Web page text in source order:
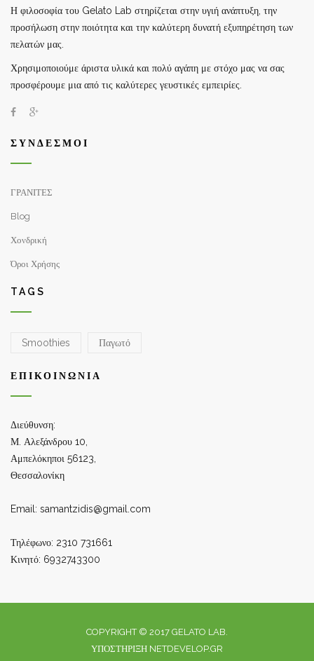
Η φιλοσοφία του Gelato Lab στηρίζεται στην υγιή ανάπτυξη, την
προσήλωση στην ποιότητα και την καλύτερη δυνατή εξυπηρέτηση των
πελατών μας.
Χρησιμοποιούμε άριστα υλικά και πολύ αγάπη με στόχο μας να σας
προσφέρουμε μια από τις καλύτερες γευστικές εμπειρίες.
ΣΎΝΔΕΣΜΟΙ
ΓΡΑΝΙΤΕΣ
Blog
Χονδρική
Όροι Χρήσης
TAGS
Smoothies Παγωτό
ΕΠΙΚΟΙΝΩΝΊΑ
Διεύθυνση:
Μ. Αλεξάνδρου 10,
Αμπελόκηποι 56123,
Θεσσαλονίκη
Email: samantzidis@gmail.com
Τηλέφωνο: 2310 731661
Κινητό: 6932743300
COPYRIGHT © 2017 GELATO LAB.
ΥΠΟΣΤΉΡΙΞΗ NETDEVELOP.GR